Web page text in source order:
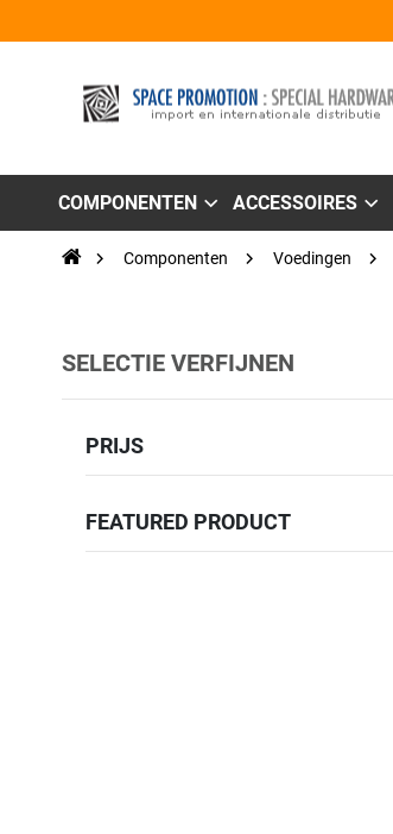
COMPONENTEN ACCESSOIRES
Componenten Voedingen
SELECTIE VERFIJNEN
PRIJS
FEATURED PRODUCT